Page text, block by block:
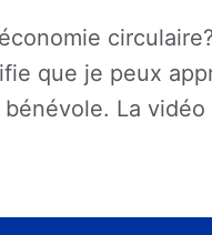
que je peux
La